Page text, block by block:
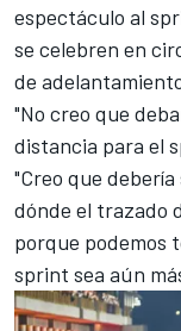
espectáculo al
se celebren en
de
"No creo que
distancia para el
"Creo que
dónde el trazado
porque podemos
sprint sea aún